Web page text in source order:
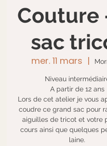
Couture
sac
mer. 11 mars
  |
Niveau
A partir de 12 ans
Lors de cet atelier je vous
coudre ce grand sac pour
aiguilles de tricot et votre
cours ainsi que quelques
laine.